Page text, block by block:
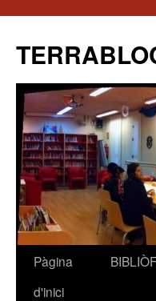
Vés
Pàgina
d'inici